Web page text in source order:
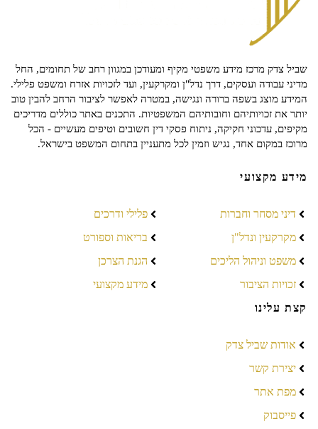
שביל צדק מרכז מידע משפטי מקיף ומעודכן במגוון רחב של תחומים, החל
מדיני עבודה ועסקים, דרך נדל"ן ומקרקעין, ועד לזכויות אזרח ומשפט פלילי.
המידע מוצג בשפה ברורה ונגישה, במטרה לאפשר לציבור הרחב להבין טוב
יותר את זכויותיהם וחובותיהם המשפטיות. התכנים באתר כוללים מדריכים
מקיפים, עדכוני חקיקה, ניתוח פסקי דין חשובים וטיפים מעשיים - הכל
מרוכז במקום אחד, נגיש וזמין לכל מתעניין בתחום המשפט בישראל.
מידע מקצועי
דיני מסחר וחברות
מקרקעין ונדל"ן
משפט וניהול הליכים
זכויות הציבור
פלילי ודרכים
בריאות וספורט
הגנת הצרכן
מידע מקצועי
קצת עלינו
אודות שביל צדק
יצירת קשר
מפת אתר
פייסבוק